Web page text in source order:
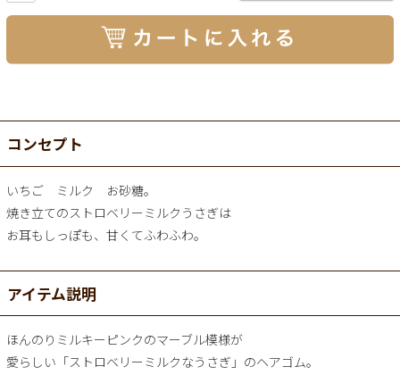
コンセプト
いちご ミルク お砂糖。
焼き立てのストロベリーミルクうさぎは
お耳もしっぽも、甘くてふわふわ。
アイテム説明
ほんのりミルキーピンクのマーブル模様が
愛らしい「ストロベリーミルクなうさぎ」のヘアゴム。